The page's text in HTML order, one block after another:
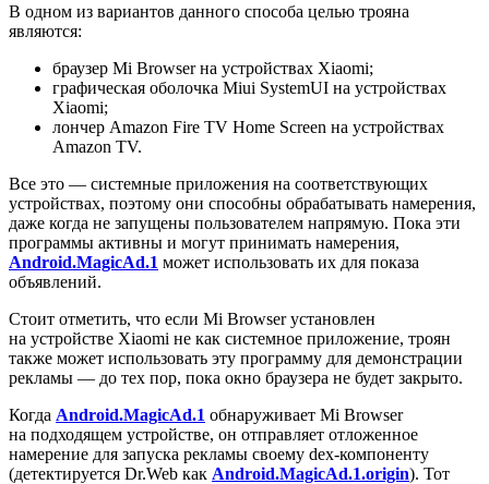
В одном из вариантов данного способа целью трояна
являются:
браузер Mi Browser на устройствах Xiaomi;
графическая оболочка Miui SystemUI на устройствах
Xiaomi;
лончер Amazon Fire TV Home Screen на устройствах
Amazon TV.
Все это — системные приложения на соответствующих
устройствах, поэтому они способны обрабатывать намерения,
даже когда не запущены пользователем напрямую. Пока эти
программы активны и могут принимать намерения,
Android.MagicAd.1 может использовать их для показа
объявлений.
Стоит отметить, что если Mi Browser установлен
на устройстве Xiaomi не как системное приложение, троян
также может использовать эту программу для демонстрации
рекламы — до тех пор, пока окно браузера не будет закрыто.
Когда Android.MagicAd.1 обнаруживает Mi Browser
на подходящем устройстве, он отправляет отложенное
намерение для запуска рекламы своему dex-компоненту
(детектируется Dr.Web как Android.MagicAd.1.origin). Тот